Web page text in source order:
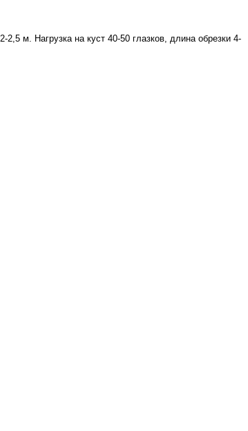
м. Нагрузка на куст 40-50 глазков, длина обрезки 4-